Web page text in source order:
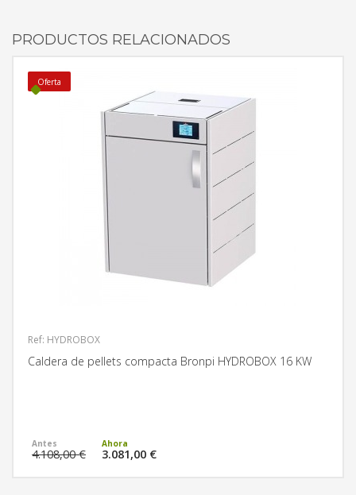
PRODUCTOS RELACIONADOS
Oferta
Ref: HYDROBOX
Caldera de pellets compacta Bronpi HYDROBOX 16 KW
4.108,00 € 3.081,00 €